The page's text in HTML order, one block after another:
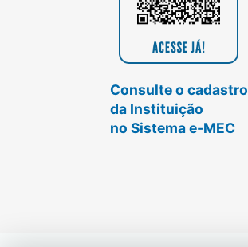
Consulte o cadastro
da Instituição
no Sistema e-MEC